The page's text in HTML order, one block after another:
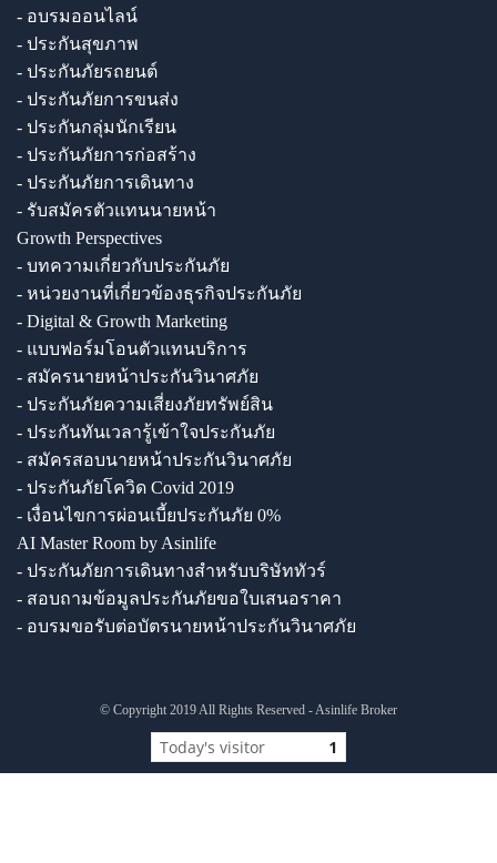
- อบรมออนไลน์
- ประกันสุขภาพ
- ประกันภัยรถยนต์
- ประกันภัยการขนส่ง
- ประกันกลุ่มนักเรียน
- ประกันภัยการก่อสร้าง
- ประกันภัยการเดินทาง
- รับสมัครตัวแทนนายหน้า
Growth Perspectives
- บทความเกี่ยวกับประกันภัย
- หน่วยงานที่เกี่ยวข้องธุรกิจประกันภัย
- Digital & Growth Marketing
- แบบฟอร์มโอนตัวแทนบริการ
- สมัครนายหน้าประกันวินาศภัย
- ประกันภัยความเสี่ยงภัยทรัพย์สิน
- ประกันทันเวลารู้เข้าใจประกันภัย
- สมัครสอบนายหน้าประกันวินาศภัย
- ประกันภัยโควิด Covid 2019
- เงื่อนไขการผ่อนเบี้ยประกันภัย 0%
AI Master Room by Asinlife
- ประกันภัยการเดินทางสำหรับบริษัททัวร์
- สอบถามข้อมูลประกันภัยขอใบเสนอราคา
- อบรมขอรับต่อบัตรนายหน้าประกันวินาศภัย
© Copyright 2019 All Rights Reserved - Asinlife Broker
Today's visitor 1